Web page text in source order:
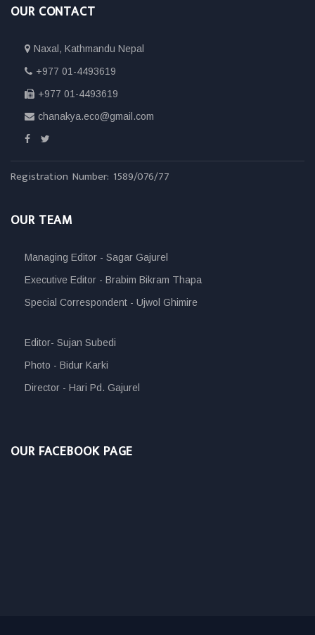
OUR CONTACT
Naxal, Kathmandu Nepal
+977 01-4493619
+977 01-4493619
chanakya.eco@gmail.com
Registration Number: 1589/076/77
OUR TEAM
Managing Editor - Sagar Gajurel
Executive Editor - Brabim Bikram Thapa
Special Correspondent - Ujwol Ghimire
Editor- Sujan Subedi
Photo - Bidur Karki
Director - Hari Pd. Gajurel
OUR FACEBOOK PAGE